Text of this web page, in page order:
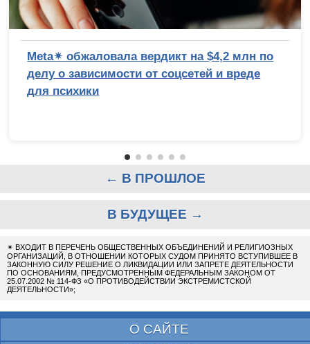
Meta✴ обжаловала вердикт на $4,2 млн по
делу о зависимости от соцсетей и вреде
для психики
← В ПРОШЛОЕ
В БУДУЩЕЕ →
✴ ВХОДИТ В ПЕРЕЧЕНЬ ОБЩЕСТВЕННЫХ ОБЪЕДИНЕНИЙ И РЕЛИГИОЗНЫХ
ОРГАНИЗАЦИЙ, В ОТНОШЕНИИ КОТОРЫХ СУДОМ ПРИНЯТО ВСТУПИВШЕЕ В
ЗАКОННУЮ СИЛУ РЕШЕНИЕ О ЛИКВИДАЦИИ ИЛИ ЗАПРЕТЕ ДЕЯТЕЛЬНОСТИ
ПО ОСНОВАНИЯМ, ПРЕДУСМОТРЕННЫМ ФЕДЕРАЛЬНЫМ ЗАКОНОМ ОТ
25.07.2002 № 114-ФЗ «О ПРОТИВОДЕЙСТВИИ ЭКСТРЕМИСТСКОЙ
ДЕЯТЕЛЬНОСТИ»;
О САЙТЕ